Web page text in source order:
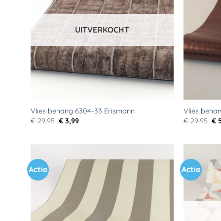
UITVERKOCHT
Vlies behang 6304-33 Erismann
€29,95 Oorspronkelijke
prijs
€ 3,99Huidige
Vlies
€29,95 €
Actie
Toevoegen
aan
verlanglijst
Actie